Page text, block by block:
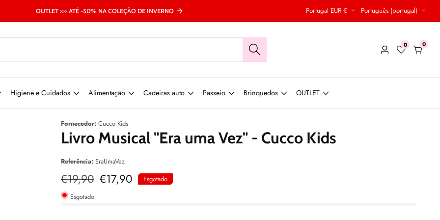
OUTLET >>> ATÉ -50% NA COLEÇÃO DE INVERNO Portugal EUR € Português (portugal)
Conecte-
0 00
Higiene e Cuidados Alimentação Cadeiras auto Passeio Brinquedos
OUTLET
Fornecedor: Cucco Kids
Livro Musical "Era uma Vez" - Cucco Kids
Referência: EraUmaVez
Preço
normal
€19,90 Preço
de
€17,90
Esgotado
Esgotado